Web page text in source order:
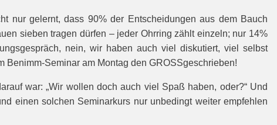
nur gelernt, dass 90% der Entscheidungen aus dem Bauch
sieben tragen dürfen – jeder Ohrring zählt einzeln; nur 14%
nein, wir haben auch viel diskutiert, viel selbst
Be­nimm-Seminar am Montag den GROSSgeschrieben!
war: „Wir wollen doch auch viel Spaß haben, oder?“ Und
einen solchen Semi­narkurs nur unbedingt weiter empfehlen